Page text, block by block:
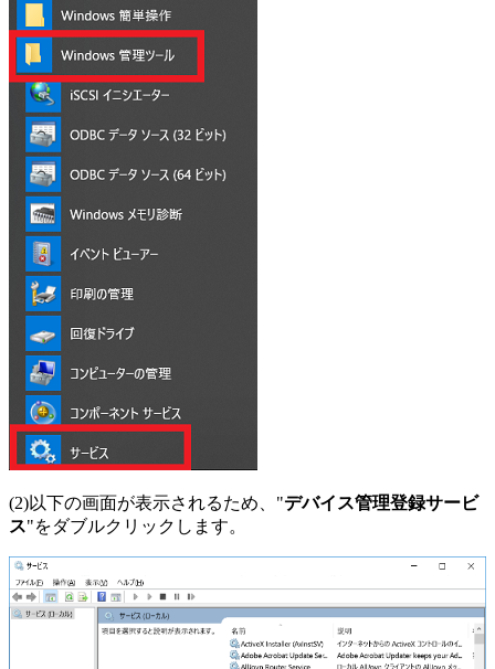
(2)以下の画面が表示されるため、"デバイス管理登録サービ
ス"をダブルクリックします。